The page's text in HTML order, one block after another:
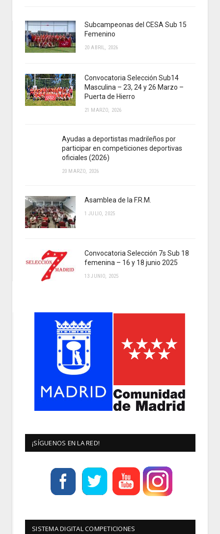
Subcampeonas del CESA Sub 15
Femenino
20 ABRIL, 2026
Convocatoria Selección Sub14
Masculina – 23, 24 y 26 Marzo –
Puerta de Hierro
21 MARZO, 2026
Ayudas a deportistas madrileños por
participar en competiciones deportivas
oficiales (2026)
20 MARZO, 2026
Asamblea de la F.R.M.
1 JULIO, 2025
Convocatoria Selección 7s Sub 18
femenina – 16 y 18 junio 2025
13 JUNIO, 2025
¡SÍGUENOS EN LA RED!
SISTEMA DIGITAL COMPETICIONES